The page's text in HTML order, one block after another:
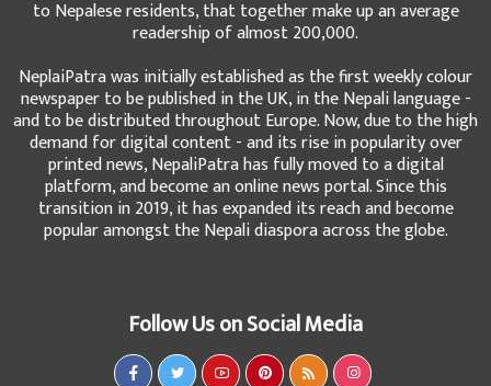
to Nepalese residents, that together make up an average
readership of almost 200,000.
NeplaiPatra was initially established as the first weekly colour
newspaper to be published in the UK, in the Nepali language -
and to be distributed throughout Europe. Now, due to the high
demand for digital content - and its rise in popularity over
printed news, NepaliPatra has fully moved to a digital
platform, and become an online news portal. Since this
transition in 2019, it has expanded its reach and become
popular amongst the Nepali diaspora across the globe.
Follow Us on Social Media